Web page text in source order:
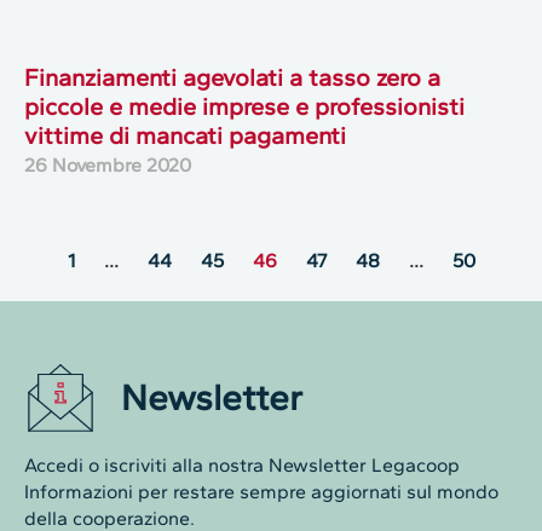
Finanziamenti agevolati a tasso zero a
piccole e medie imprese e professionisti
vittime di mancati pagamenti
26 Novembre 2020
1 … 44 45 46 47 48 … 50
Newsletter
Accedi o iscriviti alla nostra Newsletter Legacoop
Informazioni per restare sempre aggiornati sul mondo
della cooperazione.